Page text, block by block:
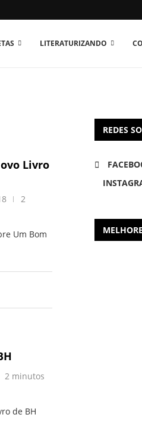
LITERATURIZANDO
Livro
2
Um Bom
2 minutos
de BH
REDES